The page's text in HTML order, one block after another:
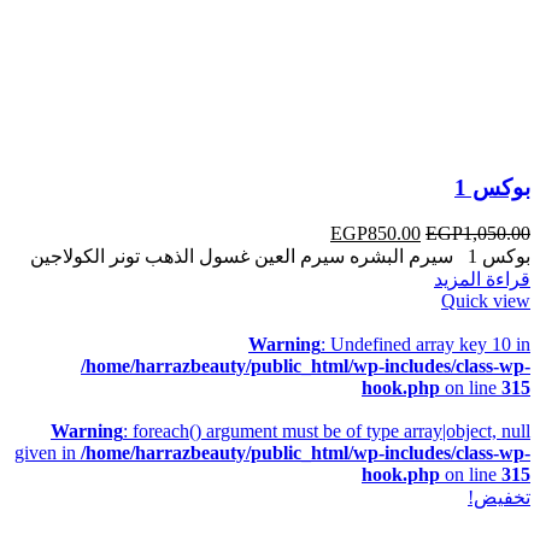
بوكس 1
EGP1,050.00
EGP850.00
بوكس 1 سيرم البشره سيرم العين غسول الذهب تونر الكولاجين
قراءة المزيد
Quick view
Warning: Undefined array key 10 in
/home/harrazbeauty/public_html/wp-includes/class-wp-
hook.php on line 315
Warning: foreach() argument must be of type array|object, null
given in /home/harrazbeauty/public_html/wp-includes/class-wp-
hook.php on line 315
تخفيض!